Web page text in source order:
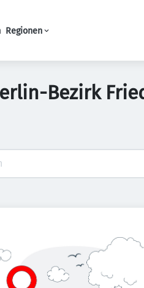
Regionen
Bezirk